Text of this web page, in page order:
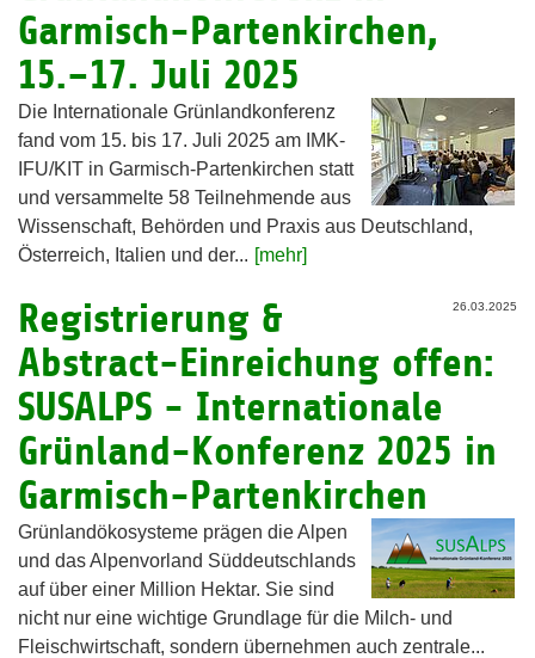
Garmisch-Partenkirchen,
15.–17. Juli 2025
Die Internationale Grünlandkonferenz
fand vom 15. bis 17. Juli 2025 am IMK-
IFU/KIT in Garmisch-Partenkirchen statt
und versammelte 58 Teilnehmende aus
Wissenschaft, Behörden und Praxis aus Deutschland,
Österreich, Italien und der... [mehr]
26.03.2025
Registrierung &
Abstract-Einreichung offen:
SUSALPS - Internationale
Grünland-Konferenz 2025 in
Garmisch-Partenkirchen
Grünlandökosysteme prägen die Alpen
und das Alpenvorland Süddeutschlands
auf über einer Million Hektar. Sie sind
nicht nur eine wichtige Grundlage für die Milch- und
Fleischwirtschaft, sondern übernehmen auch zentrale...